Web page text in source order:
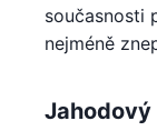
současnosti
nejméně
Jahodový